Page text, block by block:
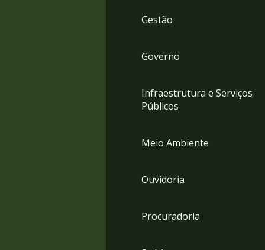
Gestão
Governo
Infraestrutura e Serviços
Públicos
Meio Ambiente
Ouvidoria
Procuradoria